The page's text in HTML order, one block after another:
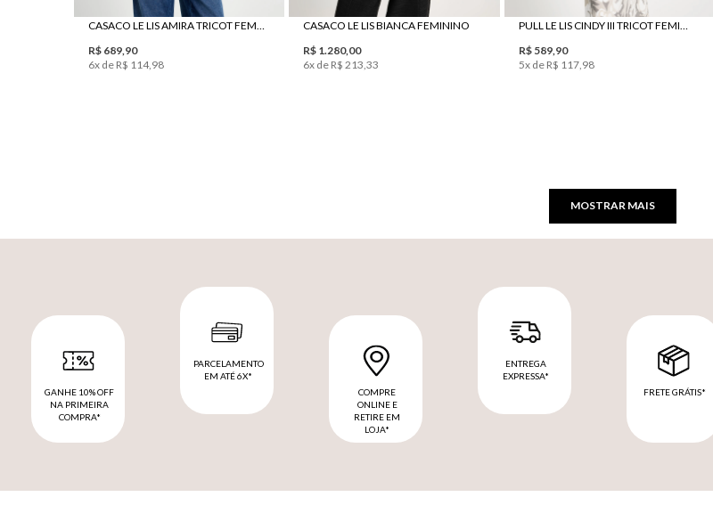
CASACO LE LIS AMIRA TRICOT FEMININO
R$ 689, 90
6x de R$ 114, 98
CASACO LE LIS BIANCA FEMININO
R$ 1.280, 00
6x de R$ 213 ,33
PULL LE LIS CINDY III TRICOT FEMININO
R$ 589 90
5x de R$ 117 98
MOSTRAR MAIS
GANHE 10% OFF
NA PRIMEIRA
COMPRA*
PARCELAMENTO
EM ATÉ 6X*
COMPRE
ONLINE E
RETIRE EM
LOJA*
ENTREGA
EXPRESSA*
FRETE GRÁTIS*